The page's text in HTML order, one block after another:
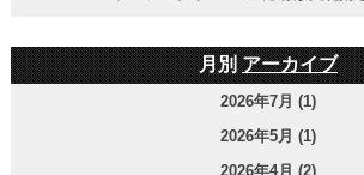
月別アーカイブ
2026年7月 (1)
2026年5月 (1)
2026年4月 (2)